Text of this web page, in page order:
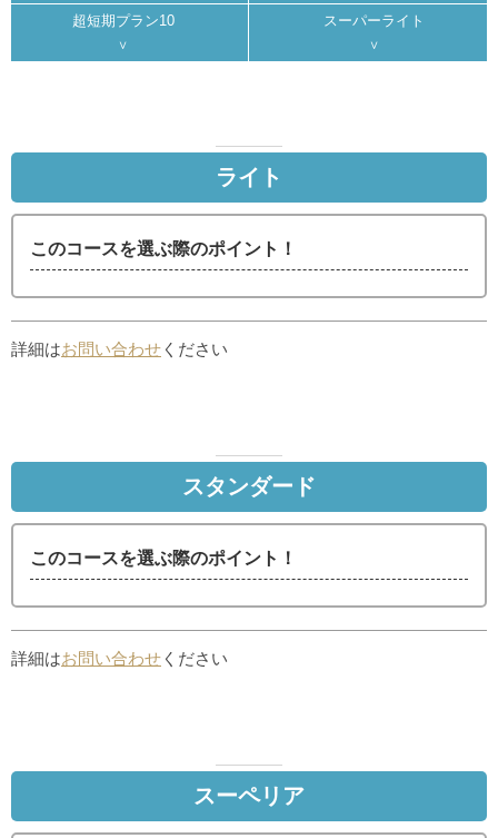
超短期プラン10 スーパーライト
ライト
このコースを選ぶ際のポイント！
詳細はお問い合わせ ください
スタンダード
このコースを選ぶ際のポイント！
詳細はお問い合わせ ください
スーペリア